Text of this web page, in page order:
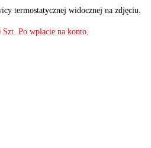
termostatycznej widocznej na zdjęciu.
Po wpłacie na konto.